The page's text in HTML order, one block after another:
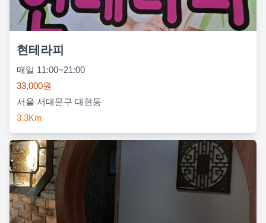
현테라피
매일 11:00~21:00
33,000원
서울 서대문구 대현동
3.3Km